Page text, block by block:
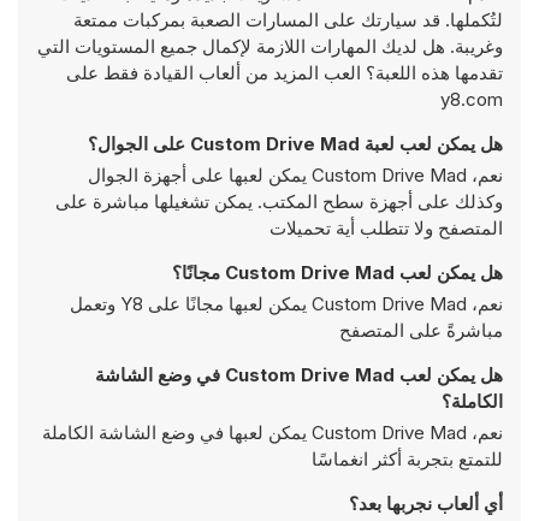
لتُكملها. قد سيارتك على المسارات الصعبة بمركبات ممتعة
وغريبة. هل لديك المهارات اللازمة لإكمال جميع المستويات التي
تقدمها هذه اللعبة؟ العب المزيد من ألعاب القيادة فقط على
y8.com
هل يمكن لعب لعبة Custom Drive Mad على الجوال؟
نعم، Custom Drive Mad يمكن لعبها على أجهزة الجوال
وكذلك على أجهزة سطح المكتب. يمكن تشغيلها مباشرة على
المتصفح ولا تتطلب أية تحميلات
هل يمكن لعب Custom Drive Mad مجانًا؟
نعم، Custom Drive Mad يمكن لعبها مجانًا على Y8 وتعمل
مباشرةً على المتصفح
هل يمكن لعب Custom Drive Mad في وضع الشاشة
الكاملة؟
نعم، Custom Drive Mad يمكن لعبها في وضع الشاشة الكاملة
للتمتع بتجربة أكثر انغماسًا
أي ألعاب نجربها بعد؟